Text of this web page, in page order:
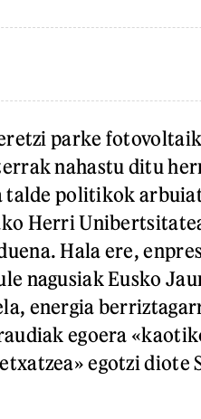
parke
nahastu ditu
talde politikok
Herri
Hala ere,
nagusiak Eusko
energia
egoera
egotzi diote